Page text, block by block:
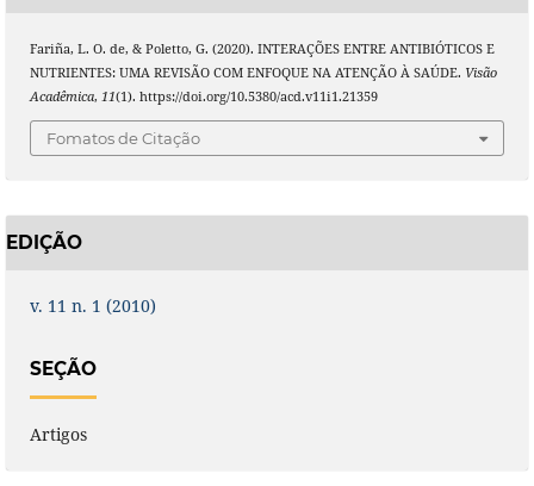
Fariña, L. O. de, & Poletto, G. (2020). INTERAÇÕES ENTRE ANTIBIÓTICOS E
NUTRIENTES: UMA REVISÃO COM ENFOQUE NA ATENÇÃO À SAÚDE. Visão
Acadêmica, 11(1). https://doi.org/10.5380/acd.v11i1.21359
Fomatos de Citação
EDIÇÃO
v. 11 n. 1 (2010)
SEÇÃO
Artigos